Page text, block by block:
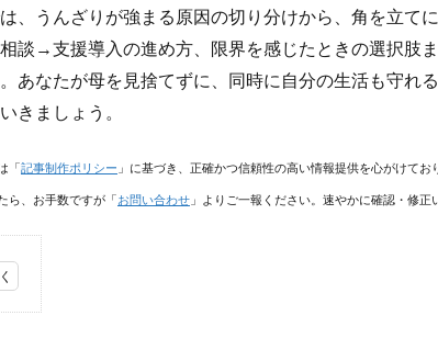
、うんざりが強まる原因の切り分けから、角を立て
談→支援導入の進め方、限界を感じたときの選択肢
あなたが母を見捨てずに、同時に自分の生活も守れ
きましょう。
「記事制作ポリシー 」に基づき、正確かつ信頼性の高い情報提供を心がけて
ら、お手数ですが「お問い合わせ 」よりご一報ください。速やかに確認・修正